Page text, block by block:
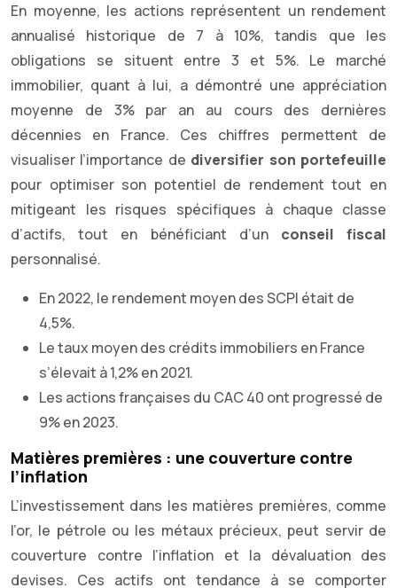
En moyenne, les actions représentent un rendement
annualisé historique de 7 à 10%, tandis que les
obligations se situent entre 3 et 5%. Le marché
immobilier, quant à lui, a démontré une appréciation
moyenne de 3% par an au cours des dernières
décennies en France. Ces chiffres permettent de
visualiser l’importance de diversifier son portefeuille
pour optimiser son potentiel de rendement tout en
mitigeant les risques spécifiques à chaque classe
d’actifs, tout en bénéficiant d’un conseil fiscal
personnalisé.
En 2022, le rendement moyen des SCPI était de
4,5%.
Le taux moyen des crédits immobiliers en France
s’élevait à 1,2% en 2021.
Les actions françaises du CAC 40 ont progressé de
9% en 2023.
Matières premières : une couverture contre
l’inflation
L’investissement dans les matières premières, comme
l’or, le pétrole ou les métaux précieux, peut servir de
couverture contre l’inflation et la dévaluation des
devises. Ces actifs ont tendance à se comporter